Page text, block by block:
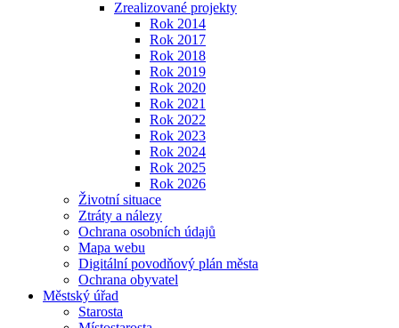
Zrealizované projekty
Rok 2014
Rok 2017
Rok 2018
Rok 2019
Rok 2020
Rok 2021
Rok 2022
Rok 2023
Rok 2024
Rok 2025
Rok 2026
Životní situace
Ztráty a nálezy
Ochrana osobních údajů
Mapa webu
Digitální povodňový plán města
Ochrana obyvatel
Městský úřad
Starosta